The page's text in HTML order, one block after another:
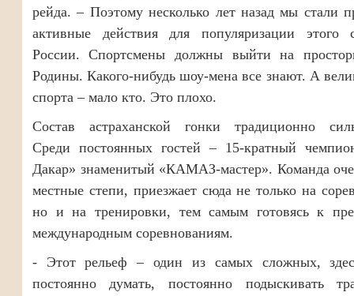
рейда. – Поэтому несколько лет назад мы стали
активные действия для популяризации этого
России. Спортсмены должны выйти на
Родины. Какого-нибудь шоу-мена все знают. А
спорта – мало кто. Это плохо.
Состав астраханской гонки традиционно
Среди постоянных гостей – 15-кратный
Дакар» знаменитый «КАМАЗ-мастер». Команда
местные степи, приезжает сюда не только на
но и на тренировки, тем самым готовясь к
международным соревнованиям.
- Этот рельеф – один из самых сложных,
постоянно думать, постоянно подыскивать